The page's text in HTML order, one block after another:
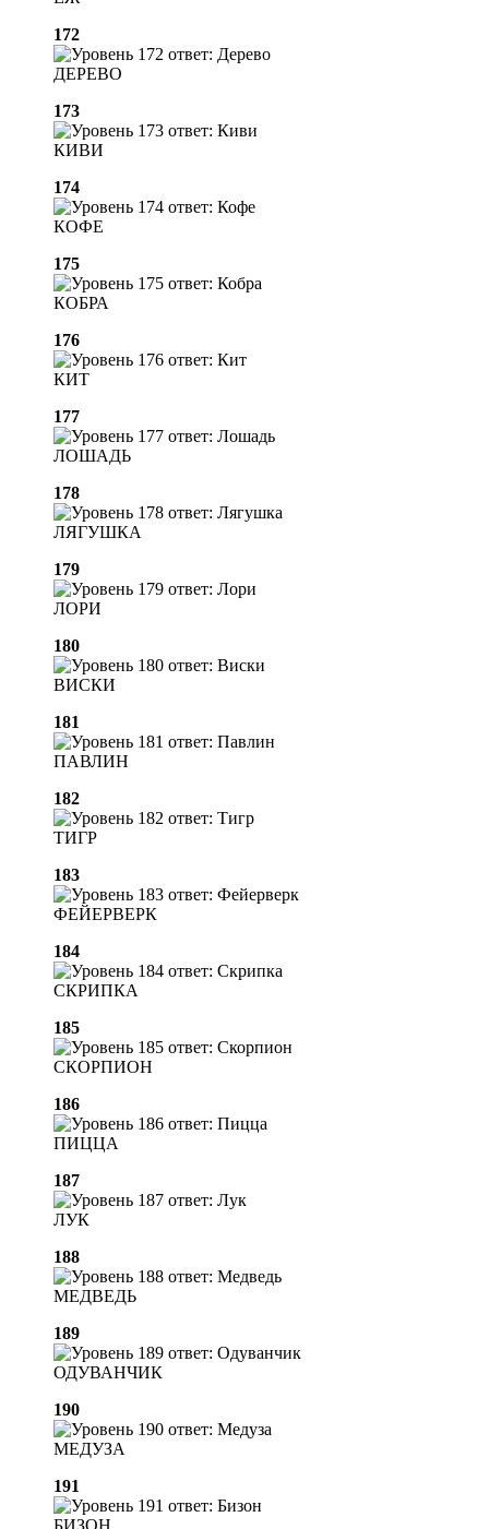
172
ДЕРЕВО
173
КИВИ
174
КОФЕ
175
КОБРА
176
КИТ
177
ЛОШАДЬ
178
ЛЯГУШКА
179
ЛОРИ
180
ВИСКИ
181
ПАВЛИН
182
ТИГР
183
ФЕЙЕРВЕРК
184
СКРИПКА
185
СКОРПИОН
186
ПИЦЦА
187
ЛУК
188
МЕДВЕДЬ
189
ОДУВАНЧИК
190
МЕДУЗА
191
БИЗОН